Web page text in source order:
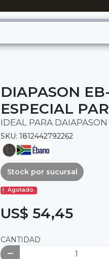
DIAPASON
ESPECIAL
IDEAL PARA
SKU: 1812442792262
Stock por sucursal
Agotado.
US$ 54,45
CANTIDAD